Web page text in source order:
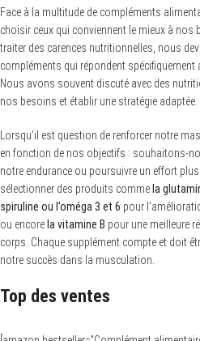
Face à la multitude de compléments
choisir ceux qui conviennent le mieux à nos
traiter des carences nutritionnelles, nous
compléments qui répondent spécifiquement
Nous avons souvent discuté avec des
nos besoins et établir une stratégie adaptée.
Lorsqu’il est question de renforcer notre
en fonction de nos objectifs : souhaitons-
notre endurance ou poursuivre un effort
sélectionner des produits comme la
spiruline ou l’oméga 3 et 6 pour
ou encore la vitamine B pour une meilleure
corps. Chaque supplément compte et doit
notre succès dans la musculation.
Top des ventes